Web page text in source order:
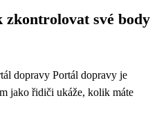
své body
dopravy Portál dopravy je
jako řidiči ukáže, kolik máte